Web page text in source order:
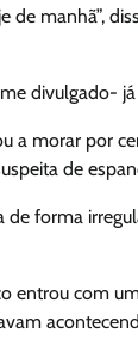
de manhã”,
divulgado-
a morar por
de
de forma
entrou com